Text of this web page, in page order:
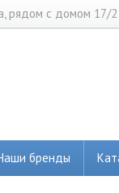
рядом с домом 17/2
бренды